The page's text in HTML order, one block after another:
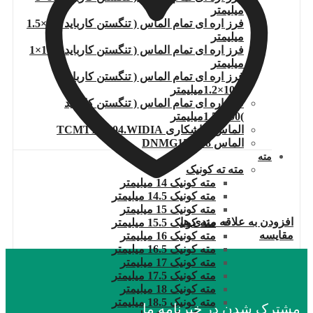
میلیمتر
فرز اره ای تمام الماس ( تنگستن کارباید )80×1.5
میلیمتر
فرز اره ای تمام الماس ( تنگستن کارباید )100×1
میلیمتر
فرز اره ای تمام الماس ( تنگستن کارباید
فرز اره ای تمام الماس ( تنگستن کارباید
)100×1.5میلیمتر
الماس تراشکاری TCMT110204.WIDIA
الماس DNMG150608
مته
مته ته کونیک
مته کونیک 14 میلیمتر
مته کونیک 14.5 میلیمتر
مته کونیک 15 میلیمتر
مته کونیک 15.5 میلیمتر
مته کونیک 16 میلیمتر
مته کونیک 16.5 میلیمتر
مته کونیک 17 میلیمتر
مته کونیک 17.5 میلیمتر
مته کونیک 18 میلیمتر
مته کونیک 18.5 میلیمتر
افزودن به علاقه مندی ها
مقایسه
مشترک شدن در خبرنامه ما